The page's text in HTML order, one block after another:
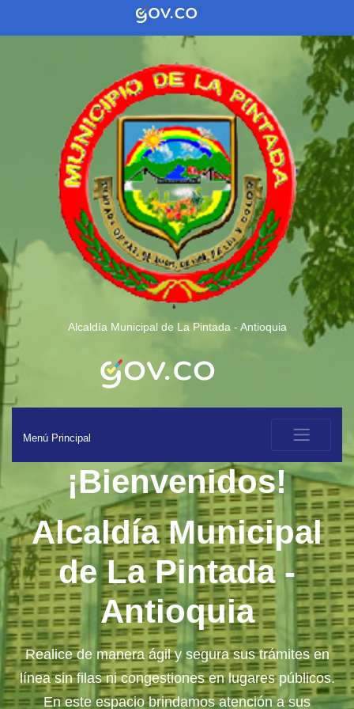
Alcaldía Municipal de La Pintada - Antioquia
Menú Principal
¡Bienvenidos!
Alcaldía Municipal
de La Pintada -
Antioquia
Realice de manera ágil y segura sus trámites en
línea sin filas ni congestiones en lugares públicos.
En este espacio brindamos atención a sus